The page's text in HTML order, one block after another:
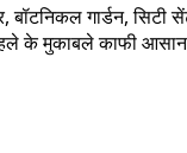
बॉटनिकल गार्डन,
के मुकाबले काफी